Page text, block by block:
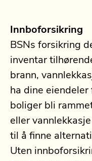
Innboforsikring
BSNs forsikring
inventar
brann,
ha dine eiendeler
boliger bli
eller
til å finne
Uten